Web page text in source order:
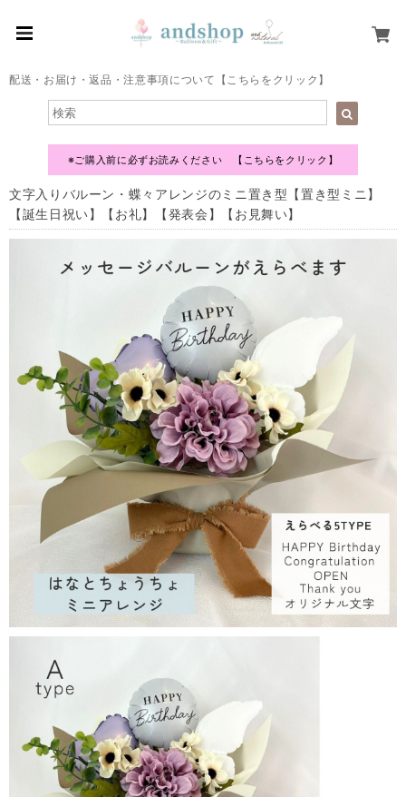
配送・お届け・返品・注意事項について【こちらをクリック】
※ご購入前に必ずお読みください 【こちらをクリック】
文字入りバルーン・蝶々アレンジのミニ置き型【置き型ミニ】
【誕生日祝い】【お礼】【発表会】【お見舞い】